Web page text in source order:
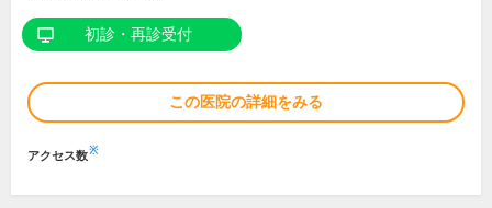
初診・再診受付
この医院の詳細をみる
アクセス数※